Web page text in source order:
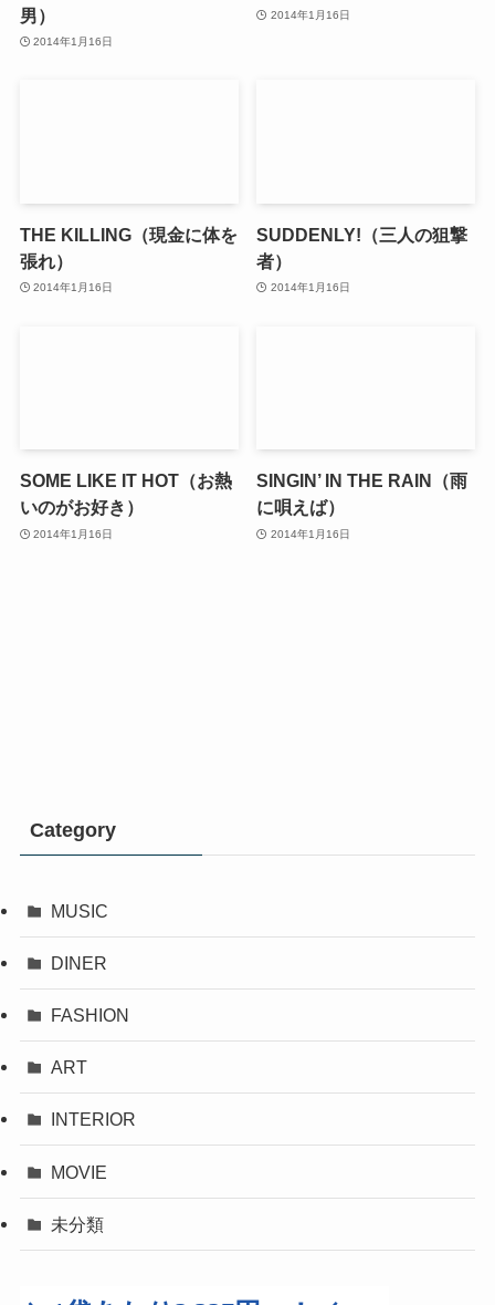
男）
2014年1月16日
2014年1月16日
THE KILLING（現金に体を
張れ）
2014年1月16日
SUDDENLY!（三人の狙撃
者）
2014年1月16日
SOME LIKE IT HOT（お熱
いのがお好き）
2014年1月16日
SINGIN’ IN THE RAIN（雨
に唄えば）
2014年1月16日
Category
MUSIC
DINER
FASHION
ART
INTERIOR
MOVIE
未分類